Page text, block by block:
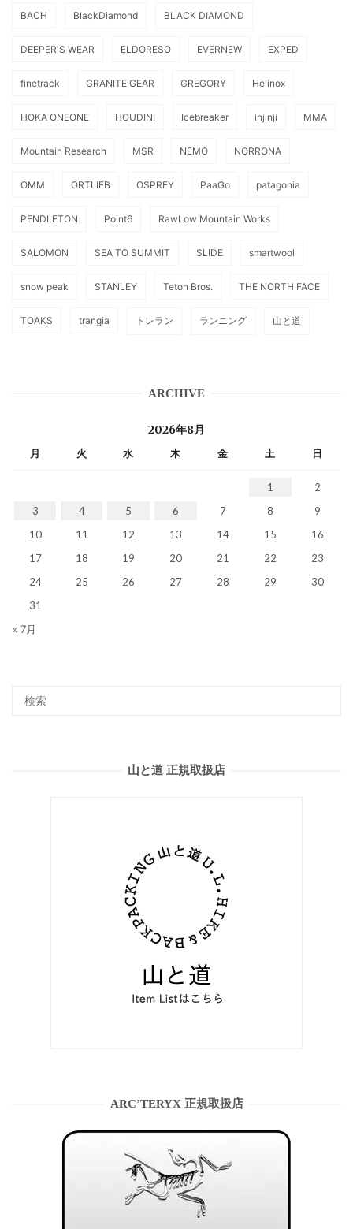
BACH BlackDiamond BLACK DIAMOND
DEEPER'S WEAR ELDORESO EVERNEW EXPED
finetrack GRANITE GEAR GREGORY Helinox
HOKA ONEONE HOUDINI Icebreaker injinji MMA
Mountain Research MSR NEMO NORRONA
OMM ORTLIEB OSPREY PaaGo patagonia
PENDLETON Point6 RawLow Mountain Works
SALOMON SEA TO SUMMIT SLIDE smartwool
snow peak STANLEY Teton Bros. THE NORTH FACE
TOAKS trangia トレラン ランニング 山と道
ARCHIVE
2026年8月
月 火 水 木 金 土 日
1
2
3
4 5 6 7 8
9
10
11 12 13 14 15
16
17
18 19 20 21 22
23
24
25 26 27 28 29
30
31
« 7月
山と道 正規取扱店
ARC’TERYX 正規取扱店